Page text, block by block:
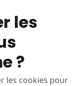
les
?
les cookies pour